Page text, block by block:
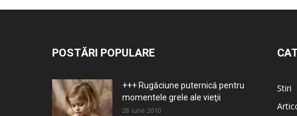
POSTĂRI POPULARE
+++ Rugăciune puternică pentru
momentele grele ale vieţii
28 iulie 2010
Stiri